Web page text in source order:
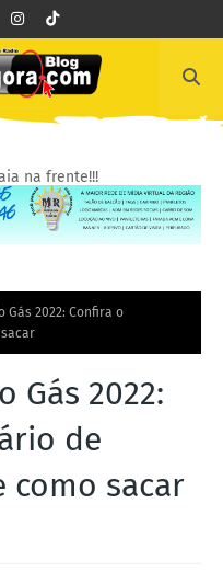
na frente!!!
Gás 2022: Confira o
Gás 2022:
de
como sacar